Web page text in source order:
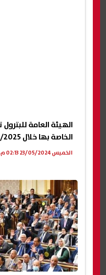
الهيئة العامة
الخاصة بها خلال 2024/2025
الخميس 23/05/2024 02:13 م